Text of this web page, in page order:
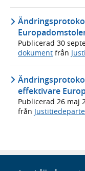
Publicerad 30
dokument från
effektivare
Publicerad 26 maj
från